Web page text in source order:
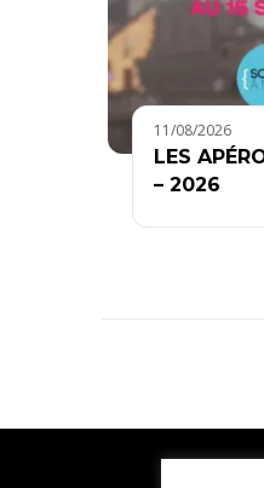
11/08/2026
LES
– 2026